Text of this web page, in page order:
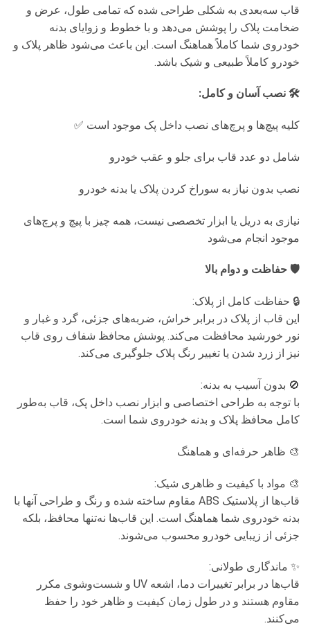
قاب سه‌بعدی به شکلی طراحی شده که تمامی طول، عرض و
ضخامت پلاک را پوشش می‌دهد و با خطوط و زوایای بدنه
خودروی شما کاملاً هماهنگ است. این باعث می‌شود ظاهر پلاک و
خودرو کاملاً طبیعی و شیک باشد.
🛠️ نصب آسان و کامل:
کلیه پیچ‌ها و پرچ‌های نصب داخل پک موجود است ✅
شامل دو عدد قاب برای جلو و عقب خودرو
نصب بدون نیاز به سوراخ کردن پلاک یا بدنه خودرو
نیازی به دریل یا ابزار تخصصی نیست، همه چیز با پیچ و پرچ‌های
موجود انجام می‌شود
🛡️ حفاظت و دوام بالا
🔒 حفاظت کامل از پلاک:
این قاب از پلاک در برابر خراش، ضربه‌های جزئی، گرد و غبار و
نور خورشید محافظت می‌کند. پوشش محافظ شفاف روی قاب
نیز از زرد شدن یا تغییر رنگ پلاک جلوگیری می‌کند.
🚫 بدون آسیب به بدنه:
با توجه به طراحی اختصاصی و ابزار نصب داخل پک، قاب به‌طور
کامل محافظ پلاک و بدنه خودروی شما است.
🎨 ظاهر حرفه‌ای و هماهنگ
🎨 مواد با کیفیت و ظاهری شیک:
قاب‌ها از پلاستیک ABS مقاوم ساخته شده و رنگ و طراحی آنها با
بدنه خودروی شما هماهنگ است. این قاب‌ها نه‌تنها محافظ، بلکه
جزئی از زیبایی خودرو محسوب می‌شوند.
✨ ماندگاری طولانی:
قاب‌ها در برابر تغییرات دما، اشعه UV و شست‌وشوی مکرر
مقاوم هستند و در طول زمان کیفیت و ظاهر خود را حفظ
می‌کنند.